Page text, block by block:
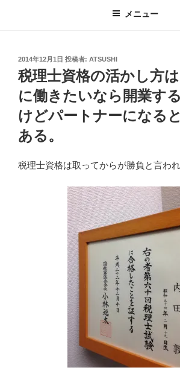
メニュー
投
稿
日:
2014年12月1日 投稿者: ATSUSHI
税理士資格の活かし方
に働きたいなら開業す
けどパートナーになる
ある。
税理士資格は取ってからが勝負と言われ